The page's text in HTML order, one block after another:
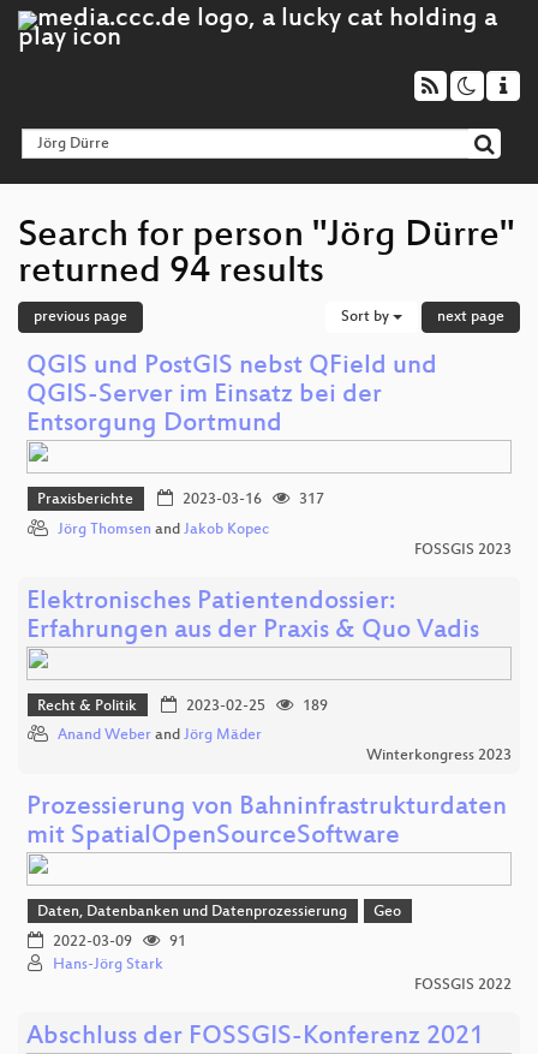
Search for person "Jörg Dürre"
returned 94 results
previous page Sort by next page
QGIS und PostGIS nebst QField und
QGIS-Server im Einsatz bei der
Entsorgung Dortmund
Praxisberichte 2023-03-16
317
Jörg Thomsen and Jakob Kopec
FOSSGIS 2023
Elektronisches Patientendossier:
Erfahrungen aus der Praxis & Quo Vadis
Recht & Politik 2023-02-25
189
Anand Weber and Jörg Mäder
Winterkongress 2023
Prozessierung von Bahninfrastrukturdaten
mit SpatialOpenSourceSoftware
Daten, Datenbanken und Datenprozessierung
Geo
2022-03-09
91
Hans-Jörg Stark
FOSSGIS 2022
Abschluss der FOSSGIS-Konferenz 2021